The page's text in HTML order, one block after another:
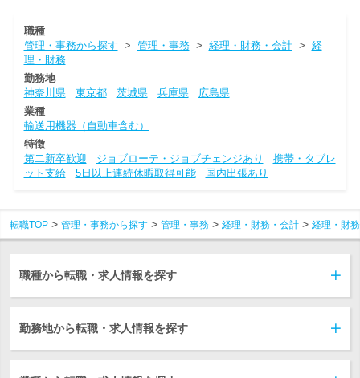
職種
管理・事務から探す > 管理・事務> 経理・財務・会計> 経
理・財務
勤務地
神奈川県
東京都 茨城県 兵庫県
広島県
業種
輸送用機器（自動車含む）
特徴
第二新卒歓迎
ジョブローテ・ジョブチェンジあり
携帯・タブレ
ット支給
5日以上連続休暇取得可能 国内出張あり
転職TOP 管理・事務から探す 管理・事務 経理・財務・会計 経理・財務
職種から転職・求人情報を探す
勤務地から転職・求人情報を探す